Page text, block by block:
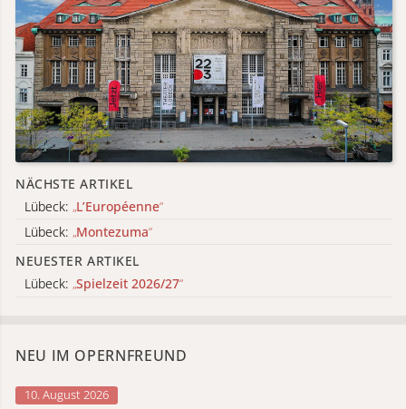
NÄCHSTE ARTIKEL
Lübeck: „L’Européenne“
Lübeck: „Montezuma“
NEUESTER ARTIKEL
Lübeck: „Spielzeit 2026/27“
NEU IM OPERNFREUND
10. August 2026